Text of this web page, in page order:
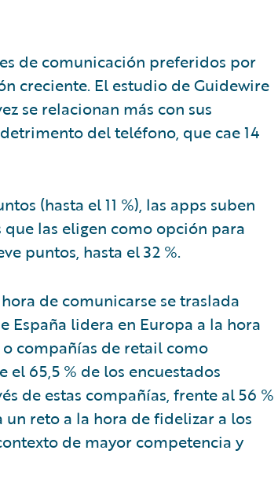
de comunicación preferidos por
creciente. El estudio de Guidewire
se relacionan más con sus
del teléfono, que cae 14
(hasta el 11 %), las apps suben
que las eligen como opción para
puntos, hasta el 32 %.
de comunicarse se traslada
España lidera en Europa a la hora
compañías de retail como
65,5 % de los encuestados
de estas compañías, frente al 56 %
reto a la hora de fidelizar a los
de mayor competencia y